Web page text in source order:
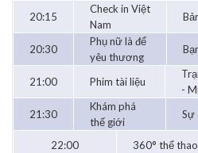
20:15
Check in Việt
Nam
20:30
Phụ nữ là để
yêu thương
21:00 Phim tài liệu
-
21:30
Khám phá
thế giới
Sự
22:00 360° thể thao